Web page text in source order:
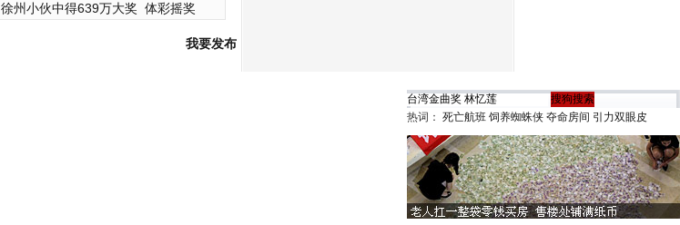
徐州小伙中得639万大奖 体彩摇奖
我要发布
热词： 死亡航班 饲养蜘蛛侠 夺命房间 引力双眼皮